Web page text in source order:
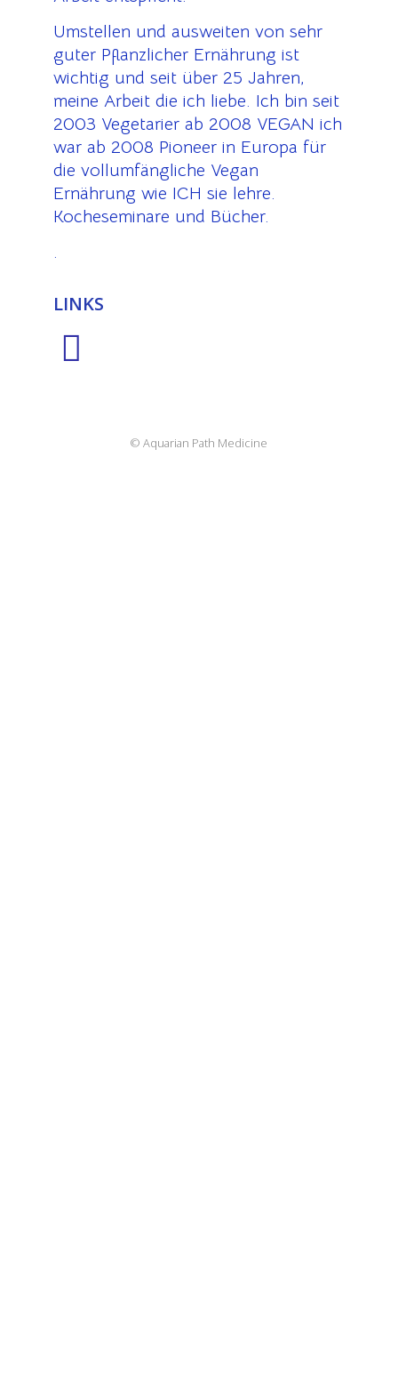
Umstellen und ausweiten von sehr
guter Pflanzlicher Ernährung ist
wichtig und seit über 25 Jahren,
meine Arbeit die ich liebe. Ich bin seit
2003 Vegetarier ab 2008 VEGAN ich
war ab 2008 Pioneer in Europa für
die vollumfängliche Vegan
Ernährung wie ICH sie lehre.
Kocheseminare und Bücher.
.
LINKS
© Aquarian Path Medicine